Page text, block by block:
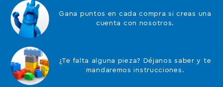
Gana puntos en cada compra si creas una
cuenta con nosotros.
¿Te falta alguna pieza? Déjanos saber y te
mandaremos instrucciones.